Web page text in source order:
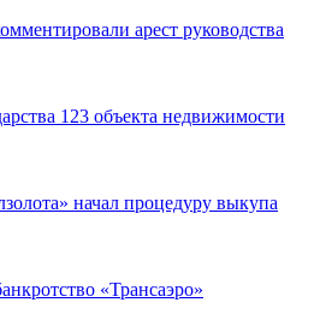
арест руководства
123 объекта недвижимости
начал процедуру выкупа
«Трансаэро»